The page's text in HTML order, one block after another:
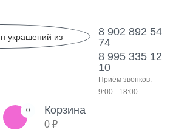
8 902 892 54
74
8 995 335 12
10
Приём звонков:
9:00 - 18:00
0 Корзина
0 ₽